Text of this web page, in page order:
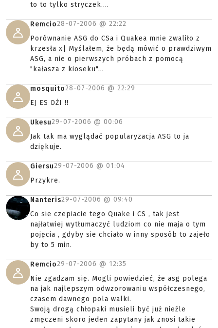
to to tylko stryczek....
Remcio28-07-2006 @ 22:22
Porównanie ASG do CSa i Quakea mnie zwaliło z
krzesła x| Myślałem, że będą mówić o prawdziwym
ASG, a nie o pierwszych próbach z pomocą
"kałasza z kioseku"...
mosquito28-07-2006 @ 22:29
EJ ES DŻI !!
Ukesu29-07-2006 @ 00:06
Jak tak ma wyglądać popularyzacja ASG to ja
dziękuje.
Giersu29-07-2006 @ 01:04
Przykre.
Nanteris29-07-2006 @ 09:40
Co sie czepiacie tego Quake i CS , tak jest
najłatwiej wytłumaczyć ludziom co nie maja o tym
pojęcia , gdyby sie chciało w inny sposób to zajeło
by to 5 min.
Remcio29-07-2006 @ 12:35
Nie zgadzam się. Mogli powiedzieć, że asg polega
na jak najlepszym odwzorowaniu współczesnego,
czasem dawnego pola walki.
Swoją drogą chłopaki musieli być już nieźle
zmęczeni skoro jeden zapytany jak znosi takie